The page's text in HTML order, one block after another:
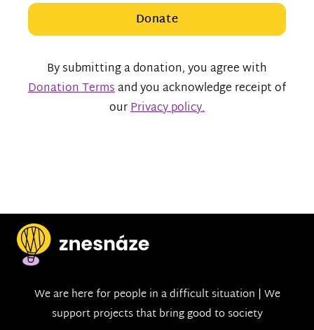
Donate
By submitting a donation, you agree with
Donation Termsand you acknowledge receipt of
ourPrivacy policy.
We are here for people in a difficult situation | We
support projects that bring good to society